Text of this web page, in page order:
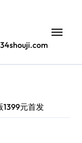
1399元首发